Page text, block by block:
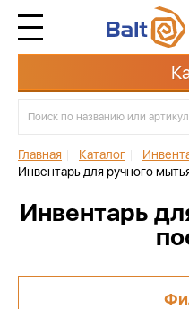
Главная Каталог
Инвентарь для ручного
Инвентарь